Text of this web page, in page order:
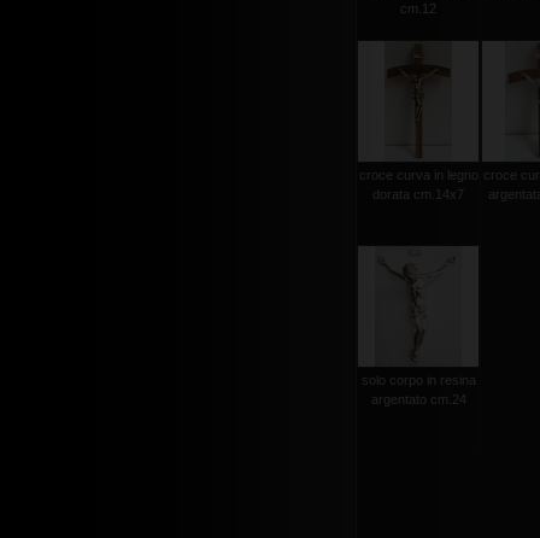
cm.12
croce curva in legno
dorata cm.14x7
croce
solo corpo in resina
argentato cm.24